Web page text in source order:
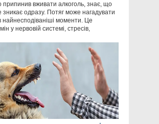
припинив вживати алкоголь, знає, що
зникає одразу. Потяг може нагадувати
найнесподіваніші моменти. Це
у нервовій системі, стресів,